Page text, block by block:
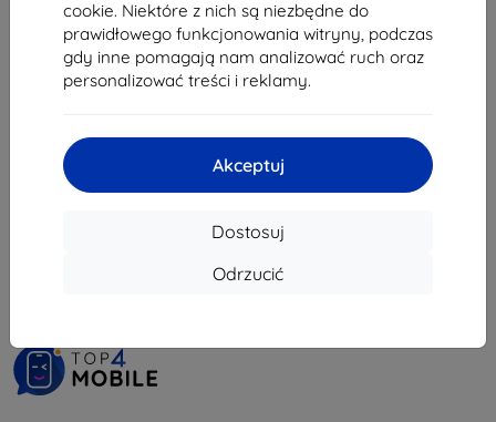
cookie. Niektóre z nich są niezbędne do
prawidłowego funkcjonowania witryny, podczas
gdy inne pomagają nam analizować ruch oraz
personalizować treści i reklamy.
Akceptuj
Dostosuj
Odrzucić
76,90 zł
69,21 zł
Na stanie: 4 szt.
30,50 zł
Na stanie: 3 szt.